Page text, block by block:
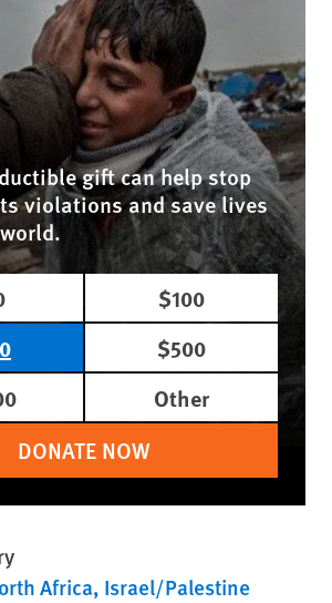
gift can help stop
violations and save lives
$100
$500
Other
DONATE NOW
Africa Israel/Palestine